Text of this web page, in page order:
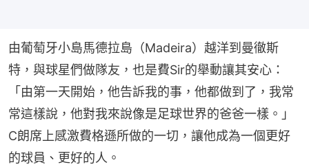
由葡萄牙小島馬德拉島（Madeira）越洋到曼徹斯
特，與球星們做隊友，也是費Sir的舉動讓其安心：
「由第一天開始，他告訴我的事，他都做到了，我常
常這樣說，他對我來說像是足球世界的爸爸一樣。」
C朗席上感激費格遜所做的一切，讓他成為一個更好
的球員、更好的人。